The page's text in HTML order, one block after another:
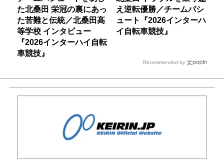
た北桑田 栄冠の裏にあっ
た苦難と伝統／北桑田高
等学校 インタビュー
『2026インターハイ自転
車競技』
え逆転優勝／チームパシ
ュート『2026インターハ
イ自転車競技』
Recommended by